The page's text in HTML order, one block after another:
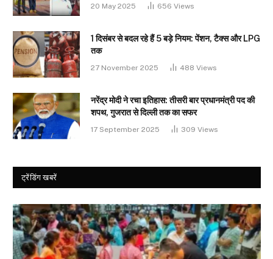
20 May 2025 656 Views
1 दिसंबर से बदल रहे हैं 5 बड़े नियम: पेंशन, टैक्स और LPG
तक
27 November 2025 488 Views
नरेंद्र मोदी ने रचा इतिहास: तीसरी बार प्रधानमंत्री पद की
शपथ, गुजरात से दिल्ली तक का सफर
17 September 2025 309 Views
ट्रेंडिंग खबरें